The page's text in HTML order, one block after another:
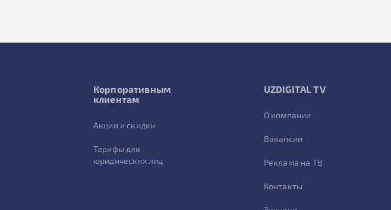
Корпоративным
клиентам
Акции и скидки
Тарифы для
юридических лиц
UZDIGITAL TV
О компании
Вакансии
Реклама на ТВ
Контакты